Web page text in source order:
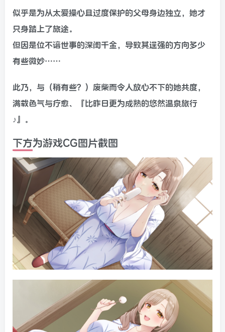
似乎是为从太爱操心且过度保护的父母身边独立，她才
只身踏上了旅途。
但因是位不谙世事的深闺千金，导致其逞强的方向多少
有些微妙……
此乃，与（稍有些？）废柴而令人放心不下的她共度，
满载色气与疗愈、『比昨日更为成熟的悠然温泉旅行
♪』。
下方为游戏CG图片截图